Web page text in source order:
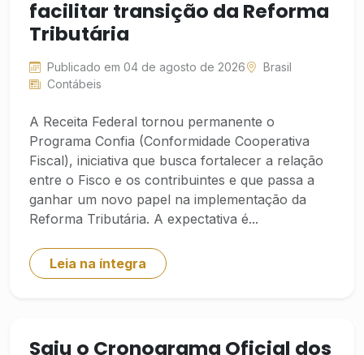
facilitar transição da Reforma
Tributária
Publicado em 04 de agosto de 2026
Brasil
Contábeis
A Receita Federal tornou permanente o
Programa Confia (Conformidade Cooperativa
Fiscal), iniciativa que busca fortalecer a relação
entre o Fisco e os contribuintes e que passa a
ganhar um novo papel na implementação da
Reforma Tributária. A expectativa é...
Leia na íntegra
Saiu o Cronograma Oficial dos